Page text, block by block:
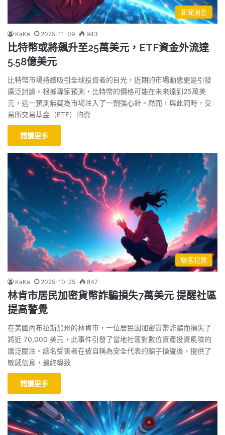
新聞消息
KaKa 2025-11-09 943
比特幣或將飆升至25萬美元，ETF資金外流達
5.58億美元
比特幣市場持續吸引全球投資者的目光，近期的市場動態更是引發
廣泛討論。根據專家預測，比特幣的價格可能在未來達到25萬美
元，這一預測無疑為市場注入了一劑強心針。然而，與此同時，交
易所交易基金（ETF）的資
閱讀更多
駭客犯罪
KaKa 2025-10-25 847
林肯市居民加密貨幣詐騙損失7萬美元 提醒社區
提高警覺
在美國內布拉斯加州的林肯市，一位居民因加密貨幣詐騙而損失了
將近 70,000 美元，此事件引發了當地社區對數位資產投資風險的
廣泛關注。該名受害者在被自稱為安全代表的騙子操縱後，提供了
敏感信息，最終導致
閱讀更多